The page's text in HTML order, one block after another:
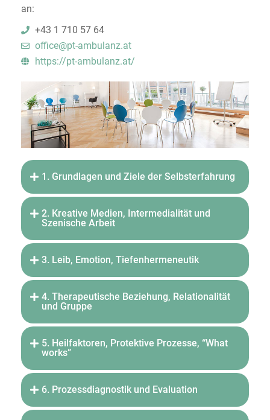
an:
+43 1 710 57 64
office@pt-ambulanz.at
https://pt-ambulanz.at/
1. Grundlagen und Ziele der Selbsterfahrung
2. Kreative Medien, Intermedialität und
Szenische Arbeit
3. Leib, Emotion, Tiefenhermeneutik
4. Therapeutische Beziehung, Relationalität
und Gruppe
5. Heilfaktoren, Protektive Prozesse, “What
works”
6. Prozessdiagnostik und Evaluation